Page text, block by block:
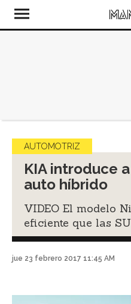
AUTOMOTRIZ
KIA introduce
auto híbrido
VIDEO El modelo
eficiente que las
jue 23 febrero 2017 11:45 AM